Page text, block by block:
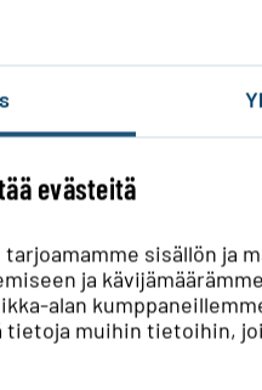
evästeitä
sisällön ja
ja
alan
tietoja muihin tietoihin,
yhä.
noin klo
puuskina, jotka
tuhot osuivat
vain vajaat
ovat tuhot
koki kovia.
rikkoutui pylvään
Mikkelissä,